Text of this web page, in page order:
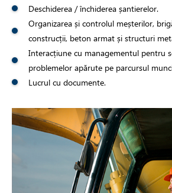
Deschiderea / închiderea șantierelor.
Organizarea și controlul meșterilor,
construcții, beton armat și structuri
Interacțiune cu managementul pentru
problemelor apărute pe parcursul
Lucrul cu documente.